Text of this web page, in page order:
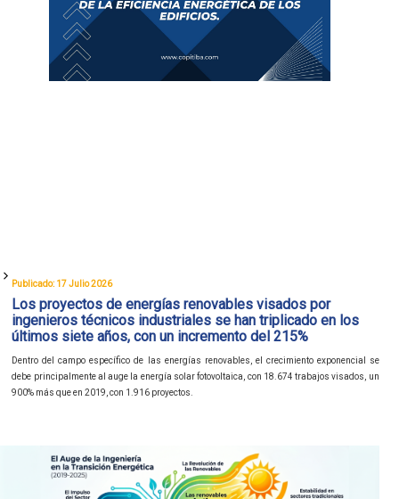
Publicado: 17 Julio 2026
Los proyectos de energías renovables visados por
ingenieros técnicos industriales se han triplicado en los
últimos siete años, con un incremento del 215%
Dentro del campo específico de las energías renovables, el crecimiento exponencial se
debe principalmente al auge la energía solar fotovoltaica, con 18.674 trabajos visados, un
900% más que en 2019, con 1.916 proyectos.